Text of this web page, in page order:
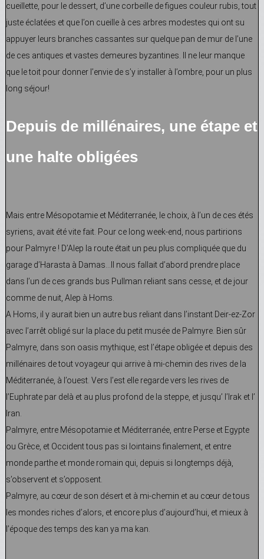
cueillette, pour le dessert, d’une corbeille de figues couleur rubis, tout
juste éclatées et que l’on cueille à ces arbres modestes qui ont su
appuyer leurs branches cassantes sur quelque pan de mur de l’une
de ces antiques et vastes demeures byzantines. Il ne leur manque
que le toit pour donner l’envie de s’y installer à l’ombre, pour un plus
long séjour!
Depuis de millénaires, une étape et
une halte obligées
Mais entre Mésopotamie et Méditerranée, le choix, à l’un de ces étés
syriens, avait été vite fait. Pour ce long week-end, nous partirions
pour Palmyre ! D’Alep la route était un peu plus compliquée que du
garage d’Harasta à Damas…Il nous fallait d’abord prendre place
dans l’un de ces grands bus Pullman reliant sans cesse, et de jour
comme de nuit, Alep à Homs.
A Homs, il y aurait bien un autre bus reliant dans l’instant Deir-ez-Zor
avec l’arrêt obligé sur la place du petit musée de Palmyre. Bien sûr
Palmyre, dans son oasis mythique, est l’étape obligée et depuis des
millénaires de tout voyageur qui arrive à mi-chemin des rives de la
Méditerranée, à l’ouest. Vers l’est elle regarde vers les rives de
l’Euphrate par delà et au plus profond de la steppe, et jusqu’ l’Irak et l’
Iran.
Palmyre, entre Mésopotamie et Méditerranée, entre Perse et Egypte
ou Grèce, et Occident tous pas si lointains finalement, et entre
monde parthe et monde romain qui, depuis si longtemps déjà,
s’observent et s’opposent.
Palmyre, au cœur de son désert et à mi-chemin et au cœur de tous
les mondes riches d’alors, et encore plus d’aujourd’hui, et mieux à
l’époque des temps des kan ya ma kan.